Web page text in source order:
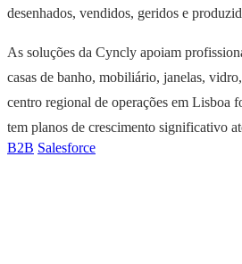
desenhados, vendidos, geridos e
As soluções da Cyncly apoiam
casas de banho, mobiliário, janelas,
centro regional de operações em Lisboa
tem planos de crescimento significativo
B2B Salesforce